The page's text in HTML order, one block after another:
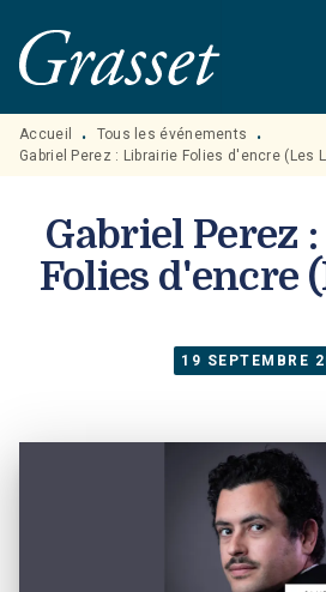
MENU RECHERCHE
PIED DE PAGE
Accueil • Tous les événements
•
Gabriel Perez : Librairie Folies d'encre (Les
Gabriel Perez
Folies d'encre
19 SEPTEMBRE